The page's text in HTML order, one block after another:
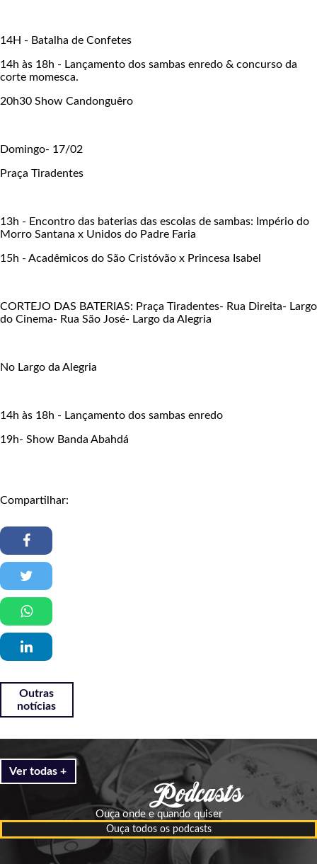
14H - Batalha de Confetes
14h às 18h - Lançamento dos sambas enredo & concurso da
corte momesca.
20h30 Show Candonguêro
Domingo- 17/02
Praça Tiradentes
13h - Encontro das baterias das escolas de sambas: Império do
Morro Santana x Unidos do Padre Faria
15h - Acadêmicos do São Cristóvão x Princesa Isabel
CORTEJO DAS BATERIAS: Praça Tiradentes- Rua Direita- Largo
do Cinema- Rua São José- Largo da Alegria
No Largo da Alegria
14h às 18h - Lançamento dos sambas enredo
19h- Show Banda Abahdá
Compartilhar:
Outras
notícias
Ver todas +
Ouça onde e quando quiser
Ouça todos os podcasts